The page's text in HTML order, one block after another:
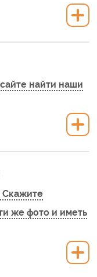
найти наши
Скажите
же фото и иметь